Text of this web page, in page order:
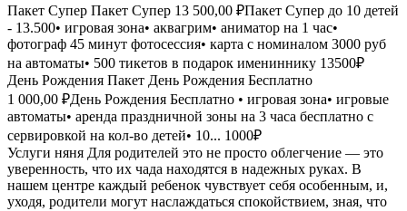
Пакет Супер Пакет Супер 13 500,00 ₽Пакет Супер до 10 детей
- 13.500• игровая зона• аквагрим• аниматор на 1 час•
фотограф 45 минут фотосессия• карта с номиналом 3000 руб
на автоматы• 500 тикетов в подарок имениннику 13500₽
День Рождения Пакет День Рождения Бесплатно
1 000,00 ₽День Рождения Бесплатно • игровая зона• игровые
автоматы• аренда праздничной зоны на 3 часа бесплатно с
сервировкой на кол-во детей• 10... 1000₽
Услуги няня Для родителей это не просто облегчение — это
уверенность, что их чада находятся в надежных руках. В
нашем центре каждый ребенок чувствует себя особенным, и,
уходя, родители могут наслаждаться спокойствием, зная, что